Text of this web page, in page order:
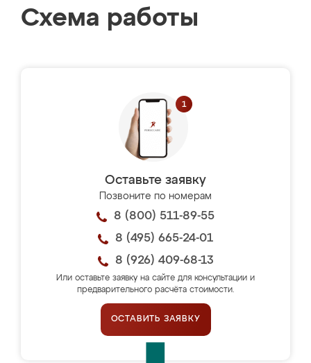
Схема работы
Оставьте заявку
Позвоните по номерам
8 (800) 511-89-55
8 (495) 665-24-01
8 (926) 409-68-13
Или оставьте заявку на сайте для консультации и
предварительного расчёта стоимости.
ОСТАВИТЬ ЗАЯВКУ